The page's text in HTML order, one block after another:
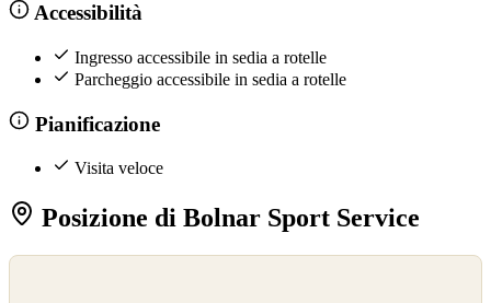
Accessibilità
Ingresso accessibile in sedia a rotelle
Parcheggio accessibile in sedia a rotelle
Pianificazione
Visita veloce
Posizione di Bolnar Sport Service